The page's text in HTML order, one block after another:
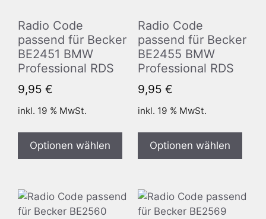
Radio Code
passend für Becker
BE2451 BMW
Professional RDS
9,95 €
inkl. 19 % MwSt.
Optionen wählen
Radio Code
passend für Becker
BE2455 BMW
Professional RDS
9,95 €
inkl. 19 % MwSt.
Optionen wählen